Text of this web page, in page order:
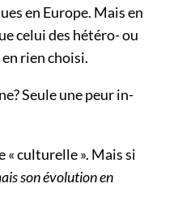
en Europe. Mais en
celui des hétéro- ou
en rien choisi.
Seule une peur in-
« culturelle ». Mais si
son évolution en